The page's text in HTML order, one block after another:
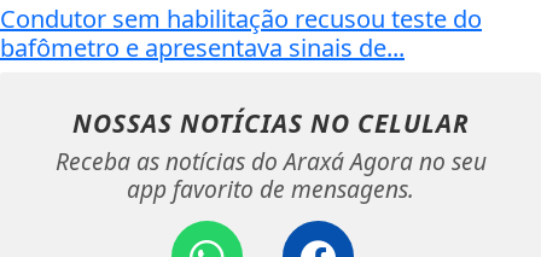
Condutor sem habilitação recusou teste do
bafômetro e apresentava sinais de...
NOSSAS NOTÍCIAS NO CELULAR
Receba as notícias do Araxá Agora no seu
app favorito de mensagens.